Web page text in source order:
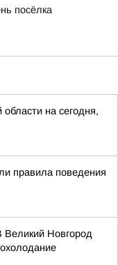
посёлка
на сегодня,
правила поведения
Великий Новгород